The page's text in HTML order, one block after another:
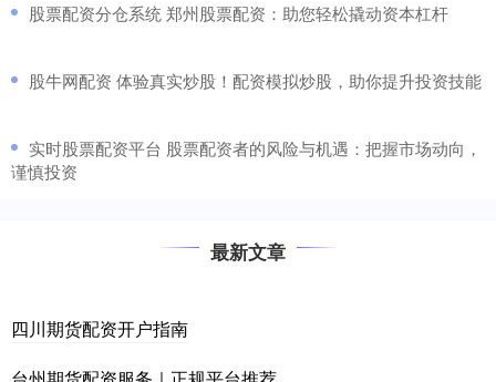
​股票配资分仓系统 郑州股票配资：助您轻松撬动资本杠杆
​股牛网配资 体验真实炒股！配资模拟炒股，助你提升投资技能
​实时股票配资平台 股票配资者的风险与机遇：把握市场动向，
谨慎投资
最新文章
四川期货配资开户指南